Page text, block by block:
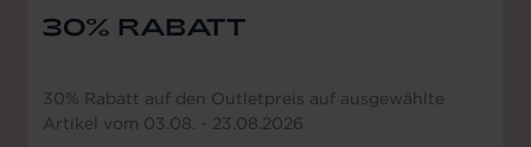
30% RABATT
30% Rabatt auf den Outletpreis auf ausgewählte
Artikel vom 03.08. - 23.08.2026